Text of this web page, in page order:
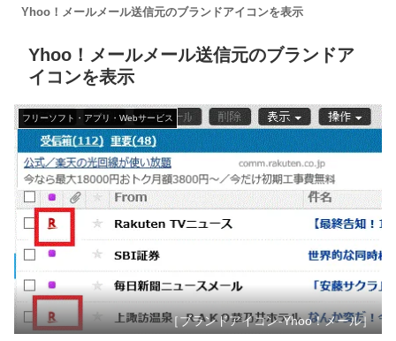
Yhoo！メールメール送信元のブランドアイコンを表示
Yhoo！メールメール送信元のブランドア
イコンを表示
フリーソフト・アプリ・Webサービス
［ブランドアイコン-Yhoo！メール］